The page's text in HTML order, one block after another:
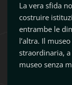
La vera sfida
costruire
entrambe le
l’altra. Il
straordinaria,
museo senza